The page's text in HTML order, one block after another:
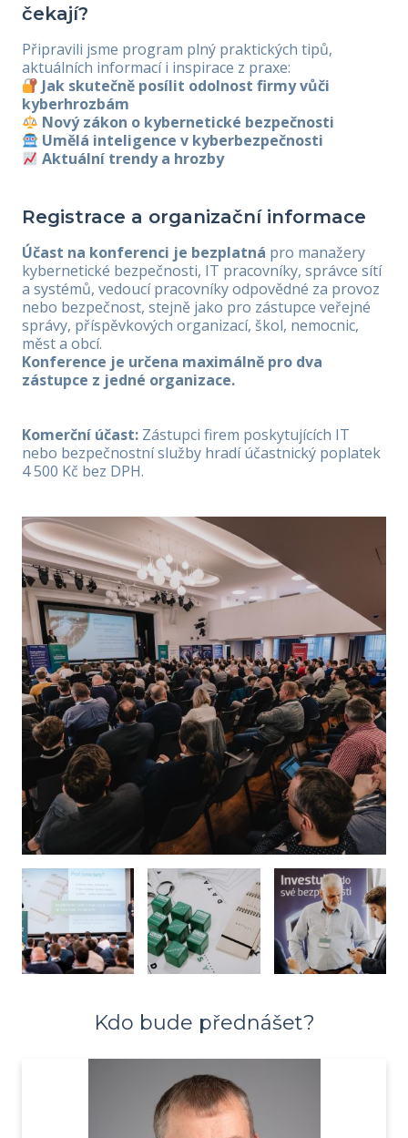
čekají?
Připravili jsme program plný praktických tipů,
aktuálních informací i inspirace z praxe:
Jak skutečně posílit odolnost firmy vůči
kyberhrozbám
Nový zákon o kybernetické bezpečnosti
Umělá inteligence v kyberbezpečnosti
Aktuální trendy a hrozby
Registrace a organizační informace
Účast na konferenci je bezplatná pro manažery
kybernetické bezpečnosti, IT pracovníky, správce sítí
a systémů, vedoucí pracovníky odpovědné za provoz
nebo bezpečnost, stejně jako pro zástupce veřejné
správy, příspěvkových organizací, škol, nemocnic,
měst a obcí.
Konference je určena maximálně pro dva
zástupce z jedné organizace.
Komerční účast: Zástupci firem poskytujících IT
nebo bezpečnostní služby hradí účastnický poplatek
4 500 Kč bez DPH.
Kdo bude přednášet?